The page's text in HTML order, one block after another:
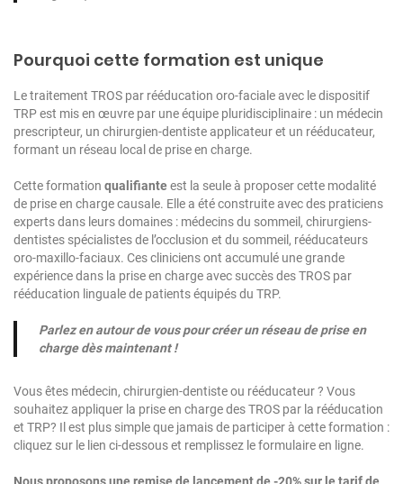
Pourquoi cette formation est unique
Le traitement TROS par rééducation oro-faciale avec le dispositif
TRP est mis en œuvre par une équipe pluridisciplinaire : un médecin
prescripteur, un chirurgien-dentiste applicateur et un rééducateur,
formant un réseau local de prise en charge.
Cette formation qualifianteest la seule à proposer cette modalité
de prise en charge causale. Elle a été construite avec des praticiens
experts dans leurs domaines : médecins du sommeil, chirurgiens-
dentistes spécialistes de l’occlusion et du sommeil, rééducateurs
oro-maxillo-faciaux. Ces cliniciens ont accumulé une grande
expérience dans la prise en charge avec succès des TROS par
rééducation linguale de patients équipés du TRP.
Parlez en autour de vous pour créer un réseau de prise en
charge dès maintenant !
Vous êtes médecin, chirurgien-dentiste ou rééducateur ? Vous
souhaitez appliquer la prise en charge des TROS par la rééducation
et TRP? Il est plus simple que jamais de participer à cette formation :
cliquez sur le lien ci-dessous et remplissez le formulaire en ligne.